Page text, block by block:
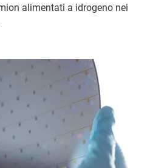
alimentati a idrogeno nei